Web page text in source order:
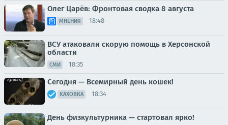
Олег Царёв: Фронтовая сводка 8 августа
МНЕНИЯ 18:48
ВСУ атаковали скорую помощь в Херсонской
области
СМИ 18:35
Сегодня — Всемирный день кошек!
КАХОВКА 18:34
День физкультурника — стартовал ярко!